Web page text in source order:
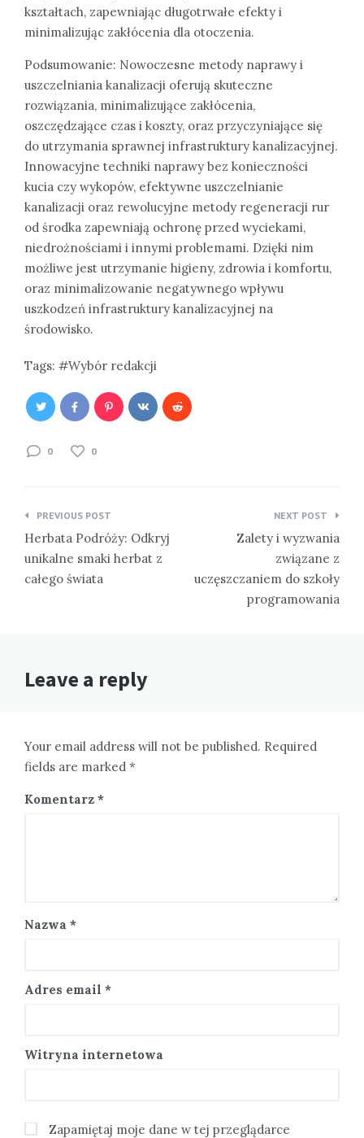
kształtach, zapewniając długotrwałe efekty i
minimalizując zakłócenia dla otoczenia.
Podsumowanie: Nowoczesne metody naprawy i
uszczelniania kanalizacji oferują skuteczne
rozwiązania, minimalizujące zakłócenia,
oszczędzające czas i koszty, oraz przyczyniające się
do utrzymania sprawnej infrastruktury kanalizacyjnej.
Innowacyjne techniki naprawy bez konieczności
kucia czy wykopów, efektywne uszczelnianie
kanalizacji oraz rewolucyjne metody regeneracji rur
od środka zapewniają ochronę przed wyciekami,
niedrożnościami i innymi problemami. Dzięki nim
możliwe jest utrzymanie higieny, zdrowia i komfortu,
oraz minimalizowanie negatywnego wpływu
uszkodzeń infrastruktury kanalizacyjnej na
środowisko.
Tags: Wybór redakcji
0 0
Nawigacja
wpisu
PREVIOUS POST
Herbata Podróży: Odkryj
unikalne smaki herbat z
całego świata
NEXT POST
Zalety i wyzwania
związane z
uczęszczaniem do szkoły
programowania
Leave a reply
Your email address will not be published. Required
fields are marked *
Komentarz *
Nazwa *
Adres email *
Witryna internetowa
Zapamiętaj moje dane w tej przeglądarce